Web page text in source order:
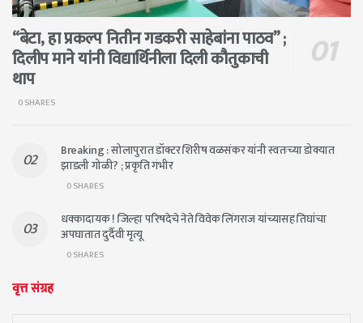
“बेटा, हा प्रकल्प नितीन गडकरी साहेबांना पाठव” ;
दिलीप माने यांनी विद्यार्थिनीला दिली कौतुकाची
थाप
0 SHARES
Breaking : सोलापुरात डॉक्टर शिरीष वळसंकर यांनी स्वतःच्या डोक्यात
झाडली गोळी? ; प्रकृति गंभीर
0 SHARES
धक्कादायक ! जिल्हा परिषदेचे नेते विवेक लिंगराज यांच्यासह तिघांचा
अपघातात दुर्दैवी मृत्यू
0 SHARES
वृत्त संग्रह